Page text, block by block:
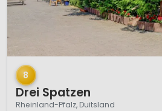
1 / 7
8
Drei Spatzen
Rheinland-Pfalz, Duitsland